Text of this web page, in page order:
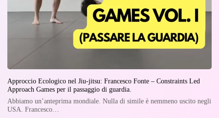
Approccio Ecologico nel Jiu-jitsu: Francesco Fonte – Constraints Led
Approach Games per il passaggio di guardia.
Abbiamo un’anteprima mondiale. Nulla di simile è nemmeno uscito negli
USA. Francesco…